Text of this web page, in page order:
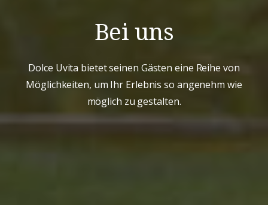
Bei uns
Dolce Uvita bietet seinen Gästen eine Reihe von
Möglichkeiten, um Ihr Erlebnis so angenehm wie
möglich zu gestalten.